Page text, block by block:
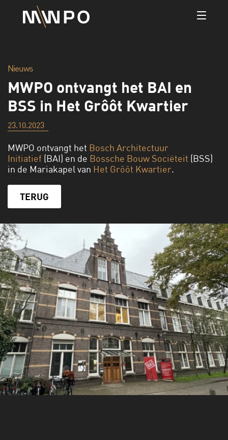
Nieuws
MWPO ontvangt het BAI en
BSS in Het Grôôt Kwartier
23.10.2023
MWPO ontvangt het Bosch Architectuur
Initiatief (BAI) en de Bossche Bouw Sociëteit (BSS)
in de Mariakapel van Het Grôôt Kwartier.
TERUG